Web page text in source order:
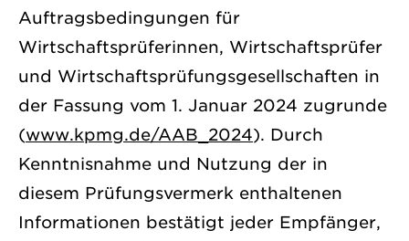
Auftragsbedingungen für
Wirtschaftsprüferinnen, Wirtschaftsprüfer
und Wirtschaftsprüfungsgesellschaften in
der Fassung vom 1. Januar 2024 zugrunde
(www.kpmg.de/AAB_2024). Durch
Kenntnisnahme und Nutzung der in
diesem Prüfungsvermerk enthaltenen
Informationen bestätigt jeder Empfänger,